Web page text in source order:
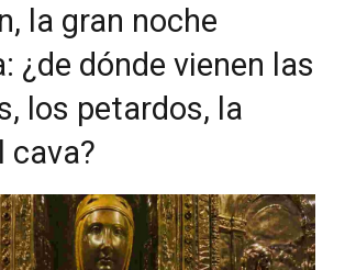
la gran noche
¿de dónde vienen las
los petardos, la
cava?